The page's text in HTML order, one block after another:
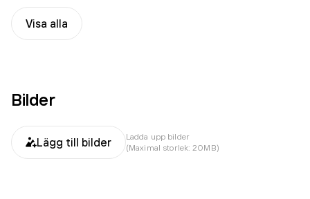
Visa alla
Bilder
Lägg till bilder
Ladda upp bilder
(Maximal storlek: 20MB)